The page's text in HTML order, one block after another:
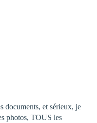
documents, et sérieux, je
photos, TOUS les